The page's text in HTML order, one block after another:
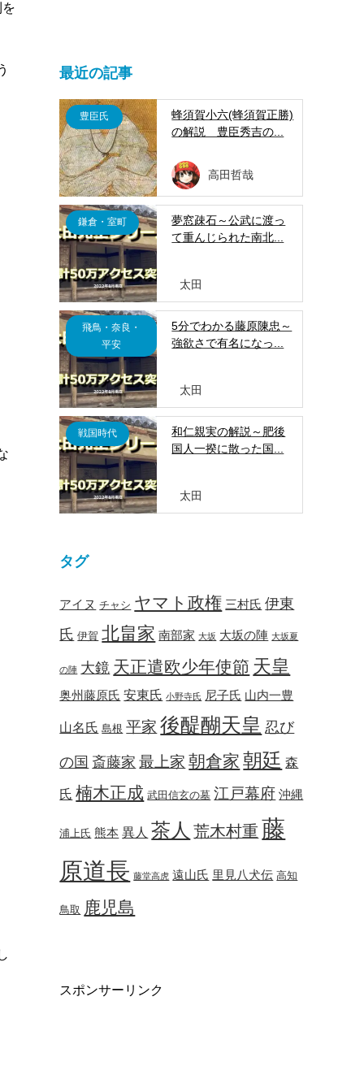
最近の記事
豊臣氏
蜂須賀小六(蜂須賀正勝)
の解説 豊臣秀吉の...
高田哲哉
鎌倉・室町
夢窓疎石～公武に渡っ
て重んじられた南北...
太田
飛鳥・奈良・
平安
5分でわかる藤原陳忠～
強欲さで有名になっ...
太田
戦国時代
和仁親実の解説～肥後
国人一揆に散った国...
太田
タグ
アイヌ チャシ ヤマト政権 三村氏 伊東
氏 伊賀 北畠家 南部家 大坂 大坂の陣 大坂夏
の陣 大鏡 天正遣欧少年使節 天皇
奥州藤原氏 安東氏 小野寺氏 尼子氏 山内一豊
山名氏 島根 平家 後醍醐天皇 忍び
の国 斎藤家 最上家 朝倉家 朝廷 森
氏 楠木正成 武田信玄の墓 江戸幕府 沖縄
浦上氏 熊本 異人 茶人 荒木村重 藤
原道長 藤堂高虎 遠山氏 里見八犬伝 高知
鳥取 鹿児島
スポンサーリンク